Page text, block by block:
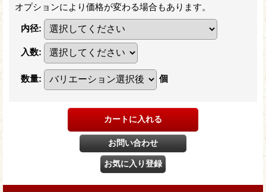
オプションにより価格が変わる場合もあります。
内径:
入数:
数量: 個